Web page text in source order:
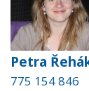
Petra
775 154 846